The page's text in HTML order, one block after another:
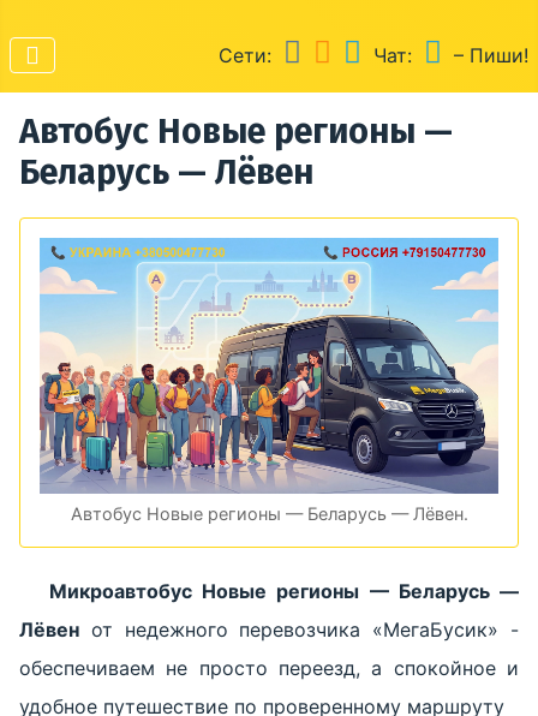
Сети: Чат: – Пиши!
Автобус Новые регионы —
Беларусь — Лёвен
Автобус Новые регионы — Беларусь — Лёвен.
Микроавтобус Новые регионы — Беларусь —
Лёвен от недежного перевозчика «МегаБусик» -
обеспечиваем не просто переезд, а спокойное и
удобное путешествие по проверенному маршруту